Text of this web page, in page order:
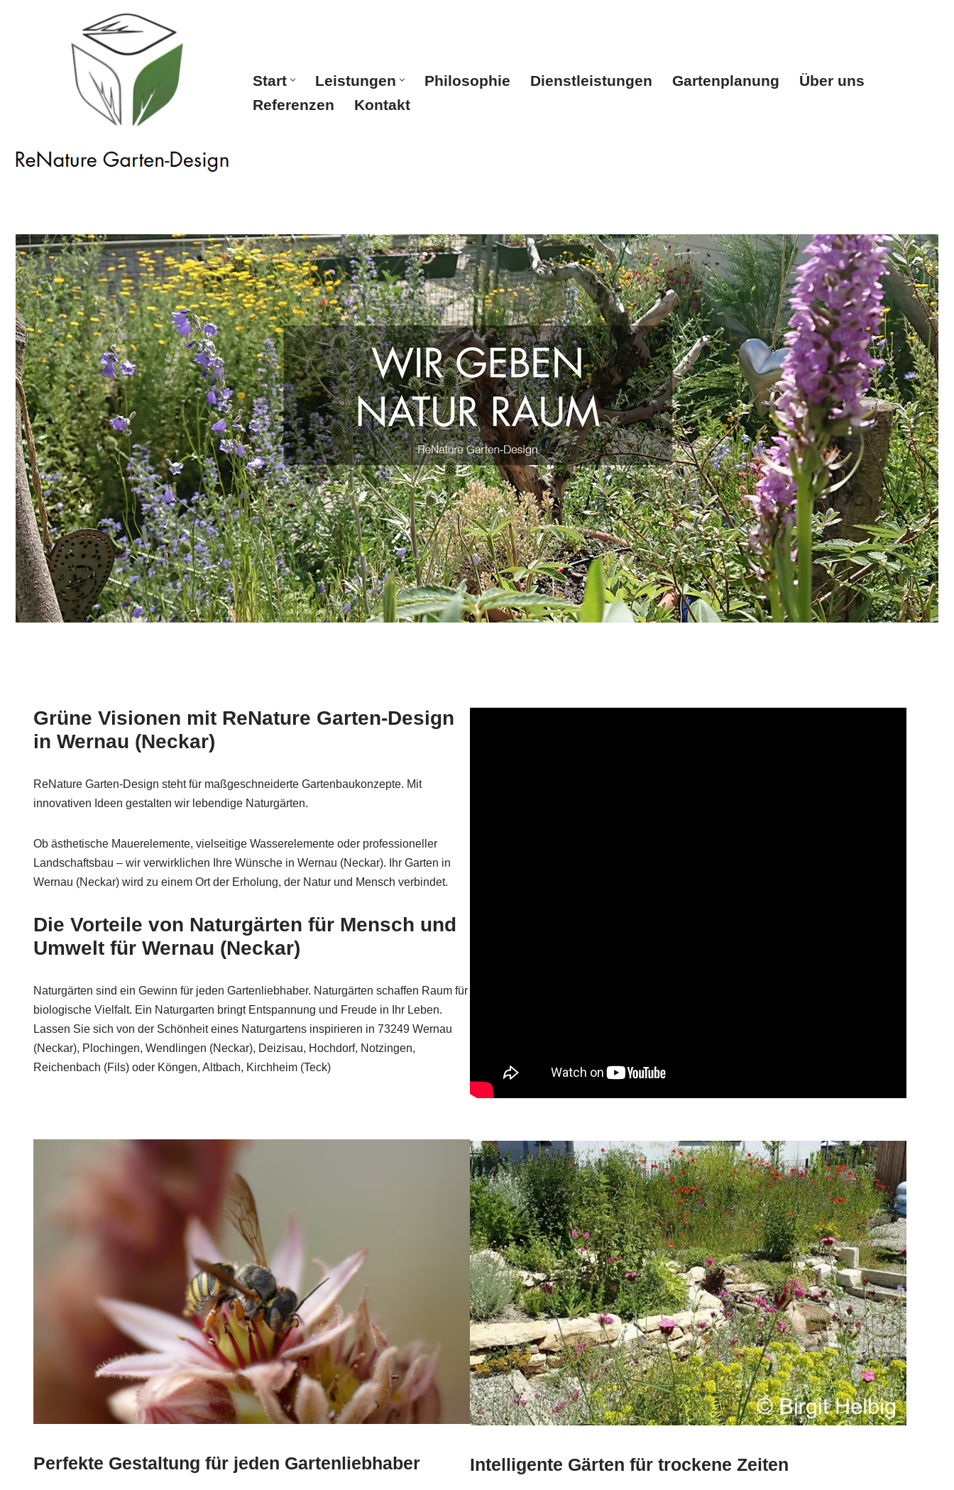
Start Leistungen Philosophie Dienstleistungen Gartenplanung
Über uns
Referenzen
Kontakt
Start Leistungen Philosophie Dienstleistungen Gartenplanung Über uns Referenzen Kontakt
Grüne Visionen mit ReNature Garten-Design
in Wernau (Neckar)
ReNature Garten-Design steht für maßgeschneiderte Gartenbaukonzepte. Mit
innovativen Ideen gestalten wir lebendige Naturgärten.
Ob ästhetische Mauerelemente, vielseitige Wasserelemente oder professioneller
Landschaftsbau – wir verwirklichen Ihre Wünsche in Wernau (Neckar). Ihr Garten in
Wernau (Neckar) wird zu einem Ort der Erholung, der Natur und Mensch verbindet.
Die Vorteile von Naturgärten für Mensch und
Umwelt für Wernau (Neckar)
Naturgärten sind ein Gewinn für jeden Gartenliebhaber. Naturgärten schaffen Raum für
biologische Vielfalt. Ein Naturgarten bringt Entspannung und Freude in Ihr Leben.
Lassen Sie sich von der Schönheit eines Naturgartens inspirieren in 73249 Wernau
(Neckar), Plochingen, Wendlingen (Neckar), Deizisau, Hochdorf, Notzingen,
Reichenbach (Fils) oder Köngen, Altbach, Kirchheim (Teck)
Perfekte Gestaltung für jeden Gartenliebhaber Intelligente Gärten für trockene Zeiten